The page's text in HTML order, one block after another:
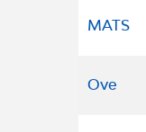
MATS
Ove